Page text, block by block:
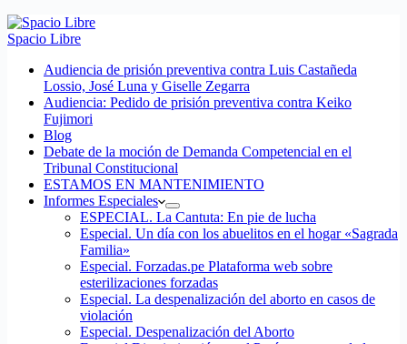
Spacio Libre
Audiencia de prisión preventiva contra Luis Castañeda
Lossio, José Luna y Giselle Zegarra
Audiencia: Pedido de prisión preventiva contra Keiko
Fujimori
Blog
Debate de la moción de Demanda Competencial en el
Tribunal Constitucional
ESTAMOS EN MANTENIMIENTO
Informes Especiales
ESPECIAL. La Cantuta: En pie de lucha
Especial. Un día con los abuelitos en el hogar «Sagrada
Familia»
Especial. Forzadas.pe Plataforma web sobre
esterilizaciones forzadas
Especial. La despenalización del aborto en casos de
violación
Especial. Despenalización del Aborto